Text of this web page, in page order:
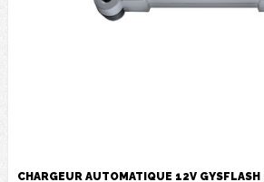
CHARGEUR AUTOMATIQUE 12V